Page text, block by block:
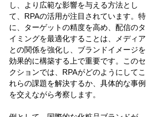
し、より広範な影響を与える方法とし
て、RPAの活用が注目されています。特
に、ターゲットの精度を高め、配信のタ
イミングを最適化することは、メディア
との関係を強化し、ブランドイメージを
効果的に構築する上で重要です。このセ
クションでは、RPAがどのようにしてこ
れらの課題を解決するか、具体的な事例
を交えながら考察します。